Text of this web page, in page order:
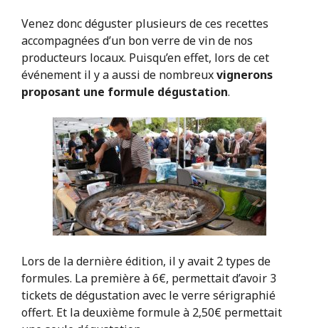
Venez donc déguster plusieurs de ces recettes
accompagnées d’un bon verre de vin de nos
producteurs locaux. Puisqu’en effet, lors de cet
événement il y a aussi de nombreuxvignerons
proposant une formule dégustation.
Lors de la dernière édition, il y avait 2 types de
formules. La première à 6€, permettait d’avoir 3
tickets de dégustation avec le verre sérigraphié
offert. Et la deuxième formule à 2,50€ permettait